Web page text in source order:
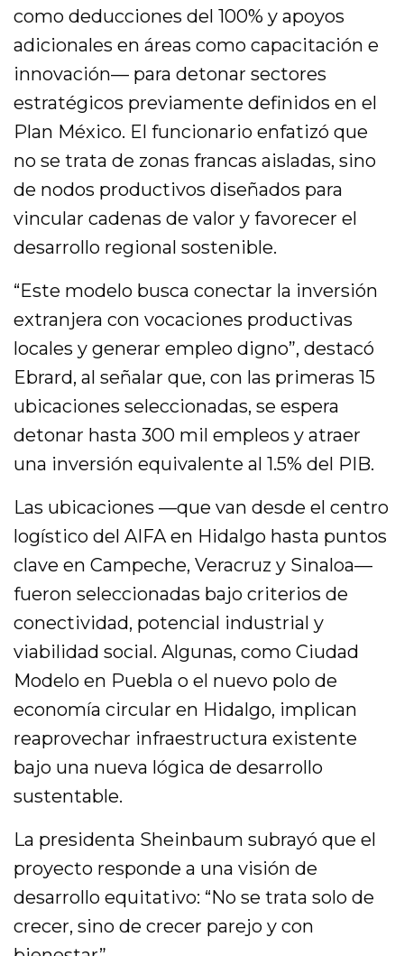
como deducciones del 100% y apoyos
adicionales en áreas como capacitación e
innovación— para detonar sectores
estratégicos previamente definidos en el
Plan México. El funcionario enfatizó que
no se trata de zonas francas aisladas, sino
de nodos productivos diseñados para
vincular cadenas de valor y favorecer el
desarrollo regional sostenible.
“Este modelo busca conectar la inversión
extranjera con vocaciones productivas
locales y generar empleo digno”, destacó
Ebrard, al señalar que, con las primeras 15
ubicaciones seleccionadas, se espera
detonar hasta 300 mil empleos y atraer
una inversión equivalente al 1.5% del PIB.
Las ubicaciones —que van desde el centro
logístico del AIFA en Hidalgo hasta puntos
clave en Campeche, Veracruz y Sinaloa—
fueron seleccionadas bajo criterios de
conectividad, potencial industrial y
viabilidad social. Algunas, como Ciudad
Modelo en Puebla o el nuevo polo de
economía circular en Hidalgo, implican
reaprovechar infraestructura existente
bajo una nueva lógica de desarrollo
sustentable.
La presidenta Sheinbaum subrayó que el
proyecto responde a una visión de
desarrollo equitativo: “No se trata solo de
crecer, sino de crecer parejo y con